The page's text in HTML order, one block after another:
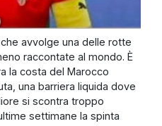
avvolge una delle rotte
raccontate al mondo. È
la costa del Marocco
una barriera liquida dove
si scontra troppo
settimane la spinta